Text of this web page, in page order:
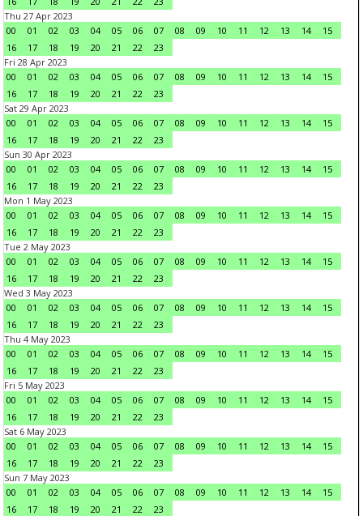
Thu 27 Apr 2023
00
01 02 03 04 05 06 07 08 09 10 11 12 13 14
15
16
17 18 19 20 21 22
23
Fri 28 Apr 2023
00
01 02 03 04 05 06 07 08 09 10 11 12 13 14
15
16
17 18 19 20 21 22
23
Sat 29 Apr 2023
00
01 02 03 04 05 06 07 08 09 10 11 12 13 14
15
16
17 18 19 20 21 22
23
Sun 30 Apr 2023
00
01 02 03 04 05 06 07 08 09 10 11 12 13 14
15
16
17 18 19 20 21 22
23
Mon 1 May 2023
00
01 02 03 04 05 06 07 08 09 10 11 12 13 14
15
16
17 18 19 20 21 22
23
Tue 2 May 2023
00
01 02 03 04 05 06 07 08 09 10 11 12 13 14
15
16
17 18 19 20 21 22
23
Wed 3 May 2023
00
01 02 03 04 05 06 07 08 09 10 11 12 13 14
15
16
17 18 19 20 21 22
23
Thu 4 May 2023
00
01 02 03 04 05 06 07 08 09 10 11 12 13 14
15
16
17 18 19 20 21 22
23
Fri 5 May 2023
00
01 02 03 04 05 06 07 08 09 10 11 12 13 14
15
16
17 18 19 20 21 22
23
Sat 6 May 2023
00
01 02 03 04 05 06 07 08 09 10 11 12 13 14
15
16
17 18 19 20 21 22
23
Sun 7 May 2023
00
01 02 03 04 05 06 07 08 09 10 11 12 13 14
15
16
17 18 19 20 21 22
23